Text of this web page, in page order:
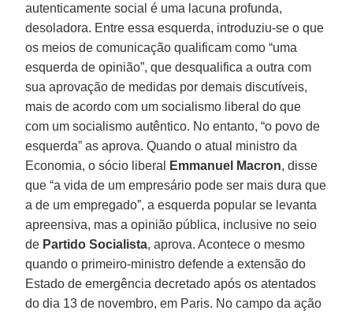
autenticamente social é uma lacuna profunda,
desoladora. Entre essa esquerda, introduziu-se o que
os meios de comunicação qualificam como “uma
esquerda de opinião”, que desqualifica a outra com
sua aprovação de medidas por demais discutíveis,
mais de acordo com um socialismo liberal do que
com um socialismo autêntico. No entanto, “o povo de
esquerda” as aprova. Quando o atual ministro da
Economia, o sócio liberal
Emmanuel Macron, disse
que “a vida de um empresário pode ser mais dura que
a de um empregado”, a esquerda popular se levanta
apreensiva, mas a opinião pública, inclusive no seio
de Partido Socialista, aprova. Acontece o mesmo
quando o primeiro-ministro defende a extensão do
Estado de emergência decretado após os atentados
do dia 13 de novembro, em Paris. No campo da ação